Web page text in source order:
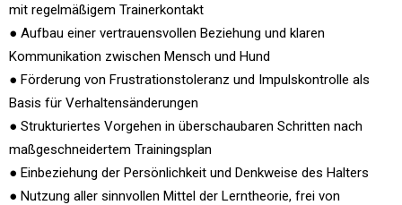
mit regelmäßigem Trainerkontakt
● Aufbau einer vertrauensvollen Beziehung und klaren
Kommunikation zwischen Mensch und Hund
● Förderung von Frustrationstoleranz und Impulskontrolle als
Basis für Verhaltensänderungen
● Strukturiertes Vorgehen in überschaubaren Schritten nach
maßgeschneidertem Trainingsplan
● Einbeziehung der Persönlichkeit und Denkweise des Halters
● Nutzung aller sinnvollen Mittel der Lerntheorie, frei von